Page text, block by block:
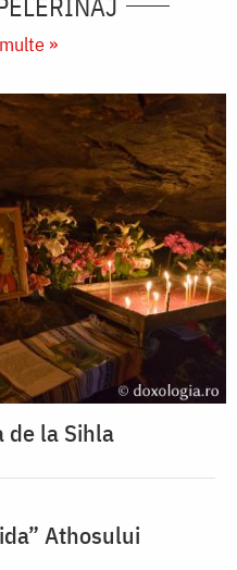
»
de la Sihla
Athosului